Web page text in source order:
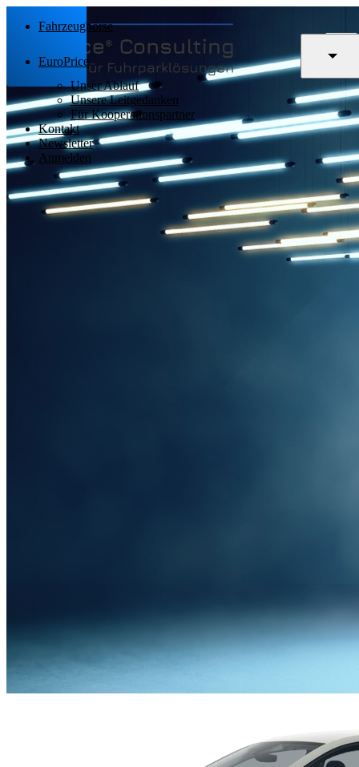
Fahrzeugbörse
EuroPrice
Unser Ablauf
Unsere Leitgedanken
Für Kooperationspartner
Kontakt
Newsletter
Anmelden